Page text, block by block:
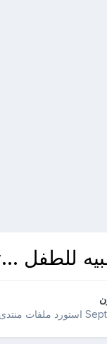
للطفل
استورد ملفات